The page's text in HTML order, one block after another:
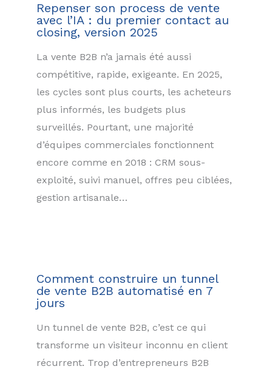
Repenser son process de vente
avec l’IA : du premier contact au
closing, version 2025
La vente B2B n’a jamais été aussi
compétitive, rapide, exigeante. En 2025,
les cycles sont plus courts, les acheteurs
plus informés, les budgets plus
surveillés. Pourtant, une majorité
d’équipes commerciales fonctionnent
encore comme en 2018 : CRM sous-
exploité, suivi manuel, offres peu ciblées,
gestion artisanale…
Comment construire un tunnel
de vente B2B automatisé en 7
jours
Un tunnel de vente B2B, c’est ce qui
transforme un visiteur inconnu en client
récurrent. Trop d’entrepreneurs B2B